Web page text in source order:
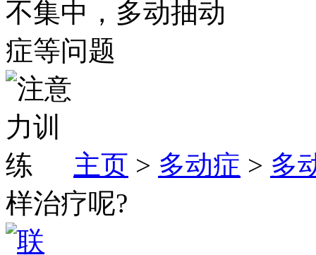
主页 > 多动症 > 多
样治疗呢?